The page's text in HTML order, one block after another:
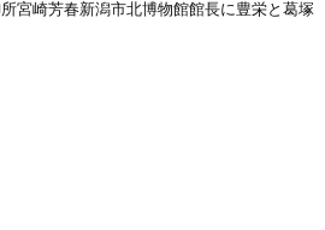
宮崎芳春新潟市北博物館館長に豊栄と葛塚